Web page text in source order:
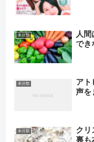
未分類
人
でき
未分類
アト
声を
未分類
クリ
裏も